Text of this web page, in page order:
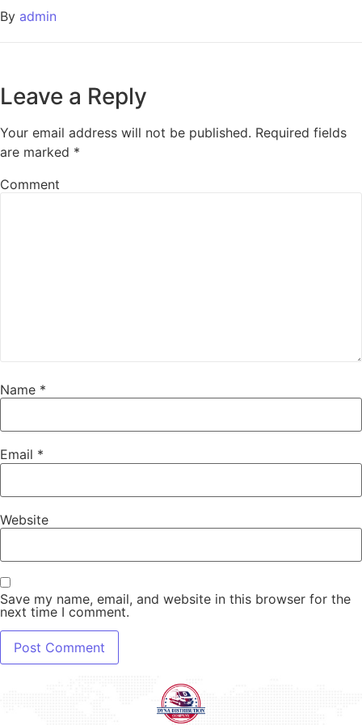
By admin
Leave a Reply
Your email address will not be published. Required fields
are marked *
Comment
Name *
Email *
Website
Save my name, email, and website in this browser for the
next time I comment.